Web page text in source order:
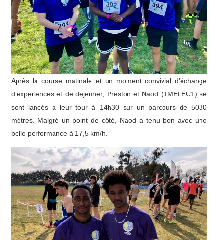
Après la course matinale et un moment convivial d’échange
d’expériences et de déjeuner, Preston et Naod (1MELEC1) se
sont lancés à leur tour à 14h30 sur un parcours de 5080
mètres. Malgré un point de côté, Naod a tenu bon avec une
belle performance à 17,5 km/h.